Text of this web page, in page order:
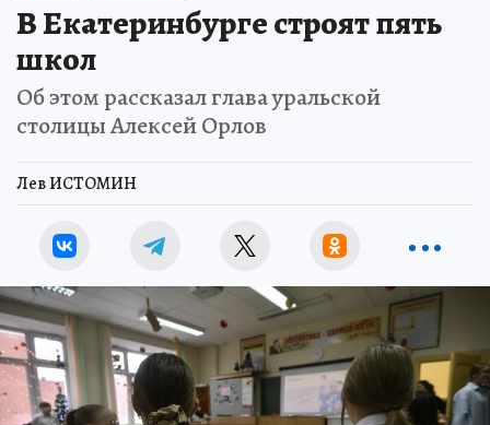
В Екатеринбурге строят пять
школ
Об этом рассказал глава уральской
столицы Алексей Орлов
Лев ИСТОМИН